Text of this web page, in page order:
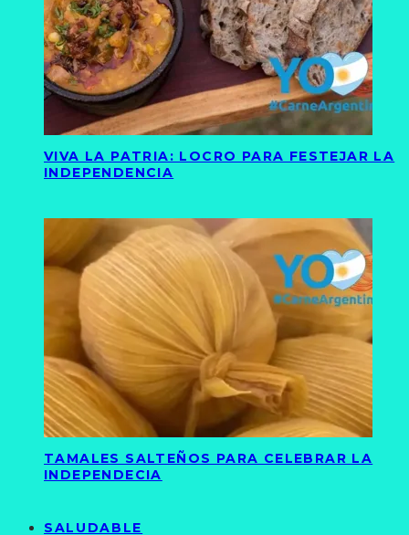
VIVA LA PATRIA: LOCRO PARA FESTEJAR LA
INDEPENDENCIA
TAMALES SALTEÑOS PARA CELEBRAR LA
INDEPENDECIA
SALUDABLE